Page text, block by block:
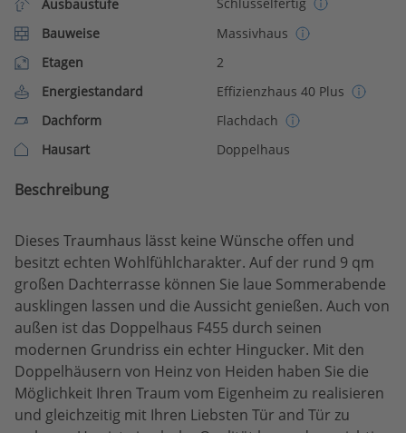
Ausbaustufe
Bauweise
Massivhaus
Etagen
2
Energiestandard
Effizienzhaus 40 Plus
Dachform
Flachdach
Hausart
Doppelhaus
Beschreibung
Dieses Traumhaus lässt keine Wünsche offen und
besitzt echten Wohlfühlcharakter. Auf der rund 9 qm
großen Dachterrasse können Sie laue Sommerabende
ausklingen lassen und die Aussicht genießen. Auch von
außen ist das Doppelhaus F455 durch seinen
modernen Grundriss ein echter Hingucker. Mit den
Doppelhäusern von Heinz von Heiden haben Sie die
Möglichkeit Ihren Traum vom Eigenheim zu realisieren
und gleichzeitig mit Ihren Liebsten Tür and Tür zu